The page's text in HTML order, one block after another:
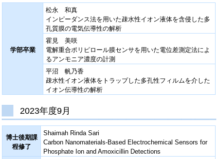
学部卒業
松永 和真
インピーダンス法を用いた疎水性イオン液体を含侵した多
孔質膜の電気伝導性の解析
霍見 美咲
電解重合ポリピロール膜センサを用いた電位差測定法によ
るアンモニア濃度の計測
平沼 帆乃香
疎水性イオン液体をトラップした多孔性フィルムを介した
イオン伝導性の解析
2023年度9月
博士後期課
程修了
Shaimah Rinda Sari
Carbon Nanomaterials-Based Electrochemical Sensors for
Phosphate Ion and Amoxicillin Detections